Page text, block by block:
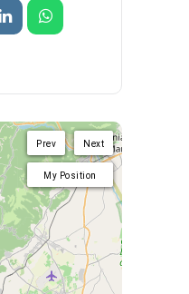
Next
Prev
My Position